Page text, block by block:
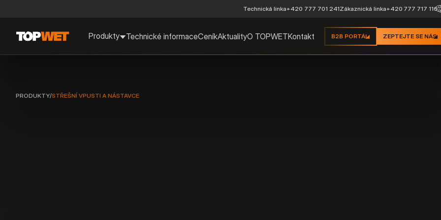
Technická linka+420 777 701 241Zákaznická linka+420 777 717 116
Produkty Technické informaceCeníkAktualityO TOPWETKontakt B2B PORTÁL ZEPTEJTE SE NÁS
PRODUKTY/STŘEŠNÍ VPUSTI A NÁSTAVCE